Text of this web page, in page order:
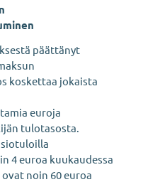
päättänyt
koskettaa jokaista
euroja
tulotasosta.
4 euroa kuukaudessa
noin 60 euroa